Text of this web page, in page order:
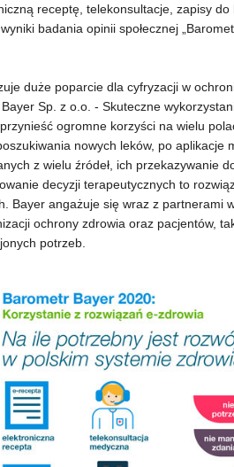
receptę, telekonsultacje, zapisy
badania opinii społecznej
duże poparcie dla cyfryzacji w
Sp. z o.o. - Skuteczne
ogromne korzyści na wielu
nowych leków, po
z wielu źródeł, ich przekazywanie
decyzji terapeutycznych to
Bayer angażuje się wraz z partnerami
ochrony zdrowia oraz pacjentów,
potrzeb.